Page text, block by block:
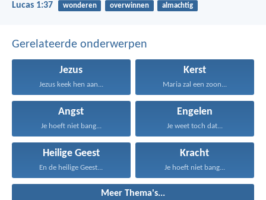
Lucas 1:37 wonderen overwinnen almachtig
Gerelateerde onderwerpen
Jezus
Jezus keek hen aan...
Kerst
Maria zal een zoon...
Angst
Je hoeft niet bang...
Engelen
Je weet toch dat...
Heilige Geest
En de heilige Geest...
Kracht
Je hoeft niet bang...
Meer Thema's...